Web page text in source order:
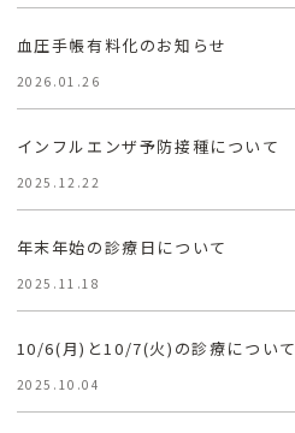
血圧手帳有料化のお知らせ
2026.01.26
インフルエンザ予防接種について
2025.12.22
年末年始の診療日について
2025.11.18
10/6(月)と10/7(火)の診療について
2025.10.04